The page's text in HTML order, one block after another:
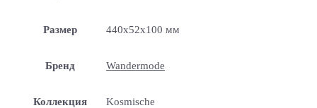
Размер 440x52x100 мм
Бренд Wandermode
Коллекция Kosmische